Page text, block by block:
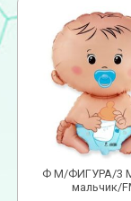
Ф М/ФИГУРА/3
мальчик/